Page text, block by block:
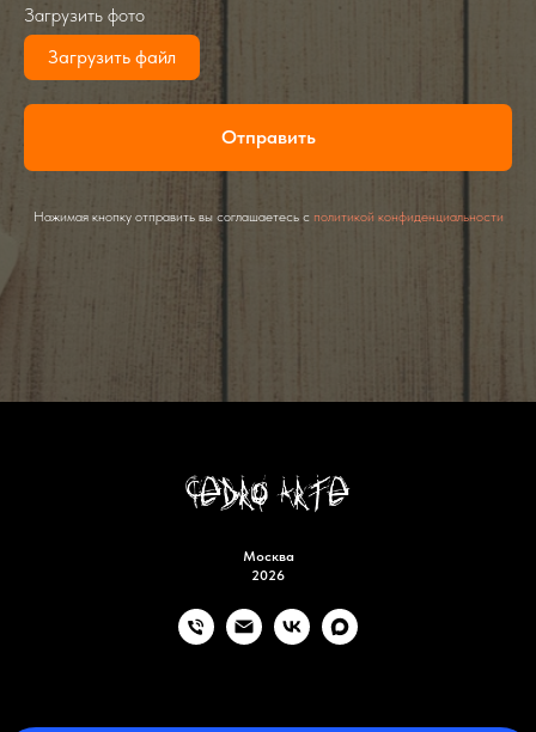
Загрузить фото
Загрузить файл
Отправить
Нажимая кнопку отправить вы соглашаетесь с политикой конфиденциальности
Москва
2026